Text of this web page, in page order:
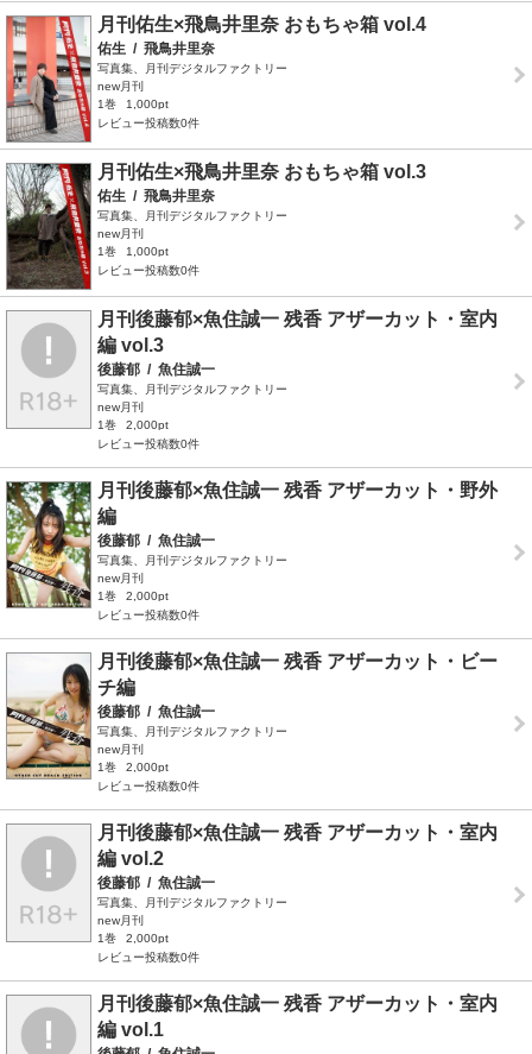
月刊佑生×飛鳥井里奈 おもちゃ箱 vol.4
佑生 / 飛鳥井里奈
写真集、月刊デジタルファクトリー
new月刊
1巻
1,000pt
レビュー投稿数0件
月刊佑生×飛鳥井里奈 おもちゃ箱 vol.3
佑生 / 飛鳥井里奈
写真集、月刊デジタルファクトリー
new月刊
1巻
1,000pt
レビュー投稿数0件
月刊後藤郁×魚住誠一 残香 アザーカット・室内
編 vol.3
後藤郁 / 魚住誠一
写真集、月刊デジタルファクトリー
new月刊
1巻
2,000pt
レビュー投稿数0件
月刊後藤郁×魚住誠一 残香 アザーカット・野外
編
後藤郁 / 魚住誠一
写真集、月刊デジタルファクトリー
new月刊
1巻
2,000pt
レビュー投稿数0件
月刊後藤郁×魚住誠一 残香 アザーカット・ビー
チ編
後藤郁 / 魚住誠一
写真集、月刊デジタルファクトリー
new月刊
1巻
2,000pt
レビュー投稿数0件
月刊後藤郁×魚住誠一 残香 アザーカット・室内
編 vol.2
後藤郁 / 魚住誠一
写真集、月刊デジタルファクトリー
new月刊
1巻
2,000pt
レビュー投稿数0件
月刊後藤郁×魚住誠一 残香 アザーカット・室内
編 vol.1